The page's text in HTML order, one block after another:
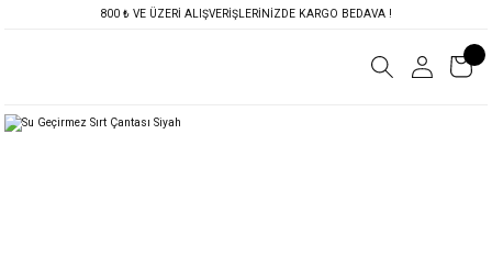
800 ₺ VE ÜZERİ ALIŞVERİŞLERİNİZDE KARGO BEDAVA !